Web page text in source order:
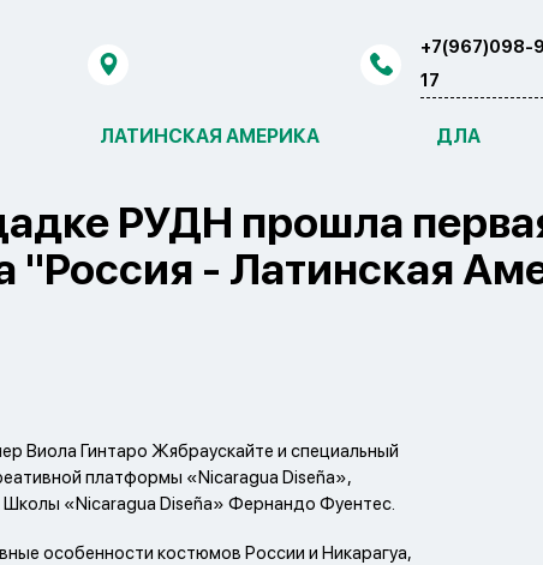
+7(967)098-
17
ЛАТИНСКАЯ АМЕРИКА ДЛА
РУДН прошла
"Россия - Латинская
Виола Гинтаро Жябраускайте и специальный
платформы «Nicaragua Diseña»,
«Nicaragua Diseña» Фернандо Фуентес.
особенности костюмов России и Никарагуа,